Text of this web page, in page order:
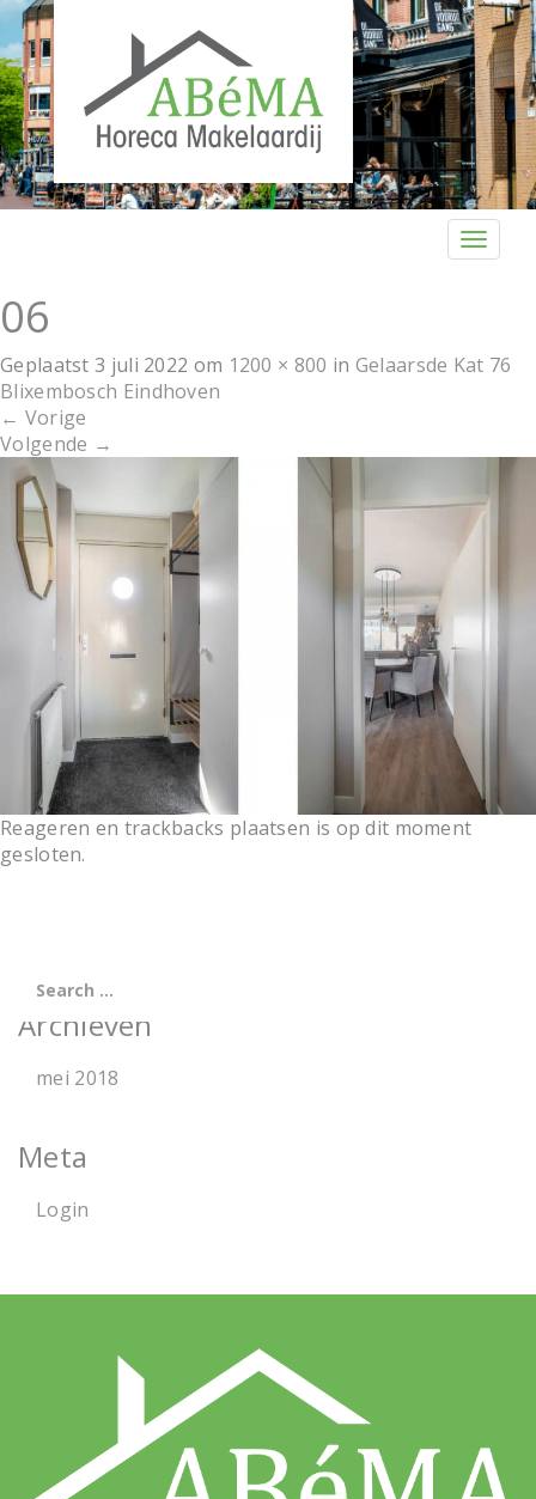
T
e
v
g
a
o
06
Geplaatst3 juli 2022 om 1200 × 800 in Gelaarsde Kat 76
Blixembosch Eindhoven
← Vorige
Volgende →
Reageren en trackbacks plaatsen is op dit moment
gesloten.
Archieven
mei 2018
Meta
Login